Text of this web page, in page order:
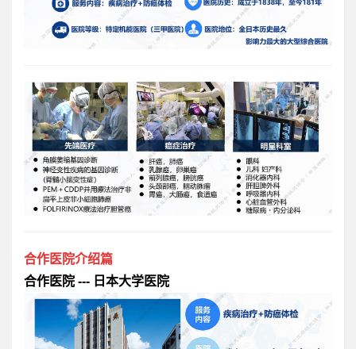
合作医院介绍篇
合作医院 --- 日本大学医院